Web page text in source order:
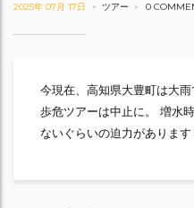
2025年 07月 17日 ツアー 0
今現在、高知県大豊町は大
歩危ツアーは中止に。 増水
ないぐらいの迫力があります